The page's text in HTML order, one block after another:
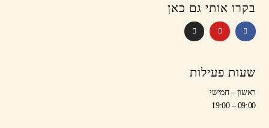
בקרו אותי גם כאן
שעות פעילות
ראשון – חמישי
09:00 – 19:00